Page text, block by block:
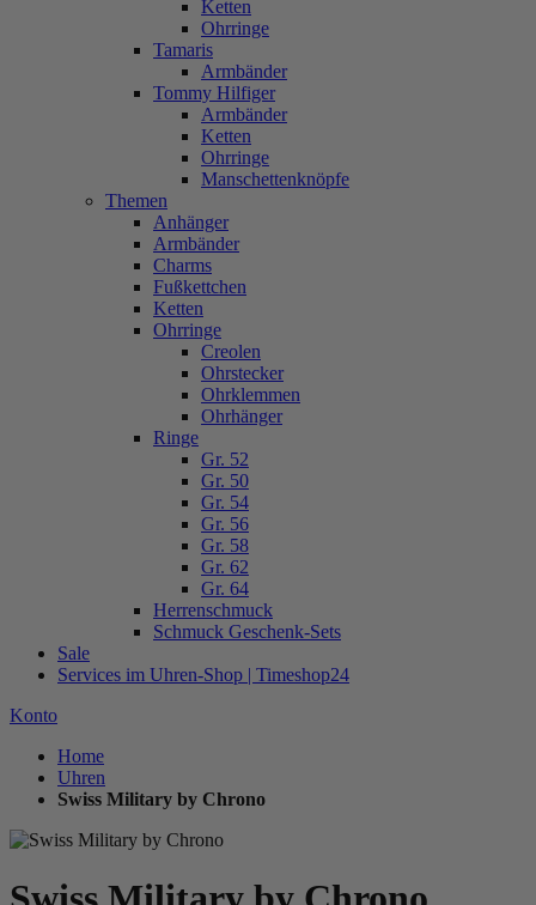
Ketten
Ohrringe
Tamaris
Armbänder
Tommy Hilfiger
Armbänder
Ketten
Ohrringe
Manschettenknöpfe
Themen
Anhänger
Armbänder
Charms
Fußkettchen
Ketten
Ohrringe
Creolen
Ohrstecker
Ohrklemmen
Ohrhänger
Ringe
Gr. 52
Gr. 50
Gr. 54
Gr. 56
Gr. 58
Gr. 62
Gr. 64
Herrenschmuck
Schmuck Geschenk-Sets
Sale
Services im Uhren-Shop | Timeshop24
Konto
Home
Uhren
Swiss Military by Chrono